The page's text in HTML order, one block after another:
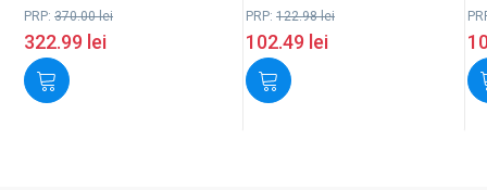
PRP: 370.00lei
322.99 lei
PRP: 122.98lei
102.49 lei